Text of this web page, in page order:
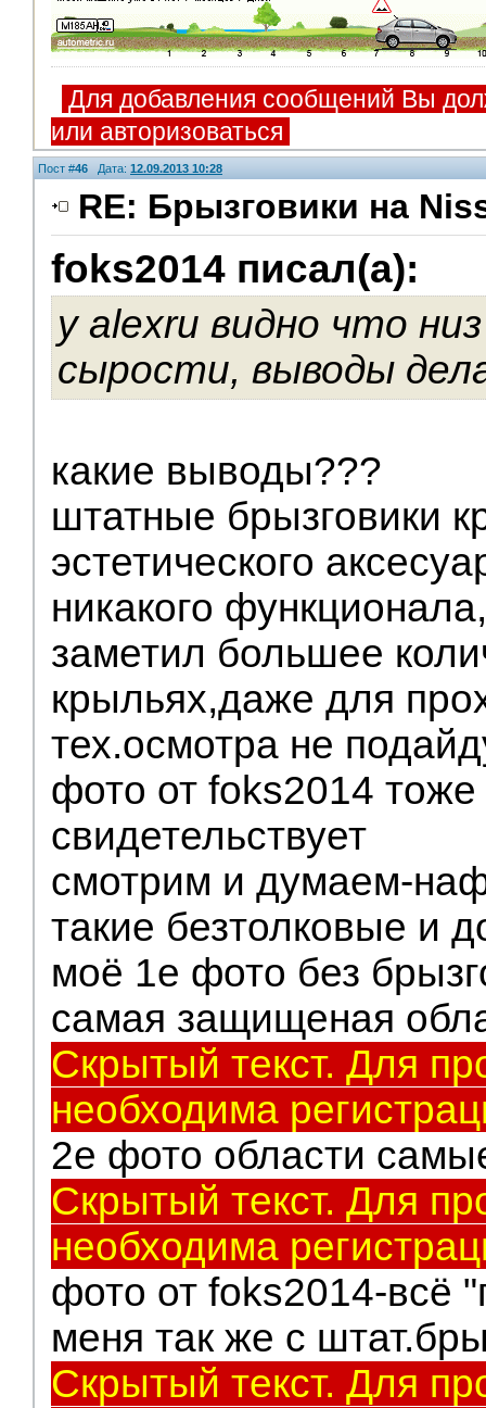
Для добавления сообщений Вы
или авторизоваться
Пост #46 Дата: 12.09.2013 10:28
RE: Брызговики на
foks2014 писал(а):
у alexru видно что
сырости, выводы
какие выводы???
штатные брызговики
эстетического
никакого
заметил большее
крыльях,даже для
тех.осмотра не
фото от foks2014 тоже
свидетельствует
смотрим и думаем-
такие безтолковые и
моё 1е фото без
самая защищеная
Скрытый текст. Для
необходима
2е фото области
Скрытый текст. Для
необходима
фото от foks2014-всё
меня так же с
Скрытый текст. Для